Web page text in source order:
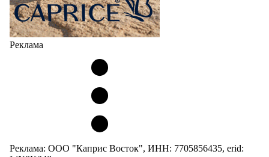
Реклама
Реклама: ООО "Каприс Восток", ИНН: 7705856435, erid: